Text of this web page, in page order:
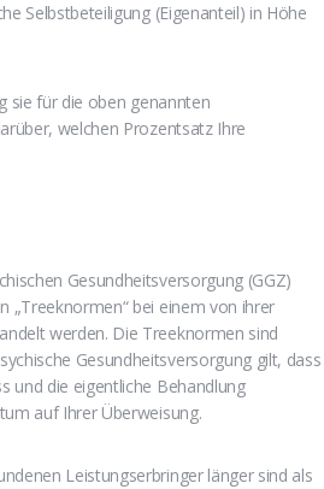
Selbstbeteiligung (Eigenanteil) in Höhe
sie für die oben genannten
welchen Prozentsatz Ihre
Gesundheitsversorgung (GGZ)
„Treeknormen“ bei einem von ihrer
werden. Die Treeknormen sind
Gesundheitsversorgung gilt, dass
und die eigentliche Behandlung
auf Ihrer Überweisung.
Leistungserbringer länger sind als